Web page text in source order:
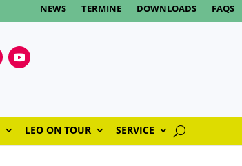
NEWS TERMINE DOWNLOADS FAQS
LEO ON TOUR SERVICE